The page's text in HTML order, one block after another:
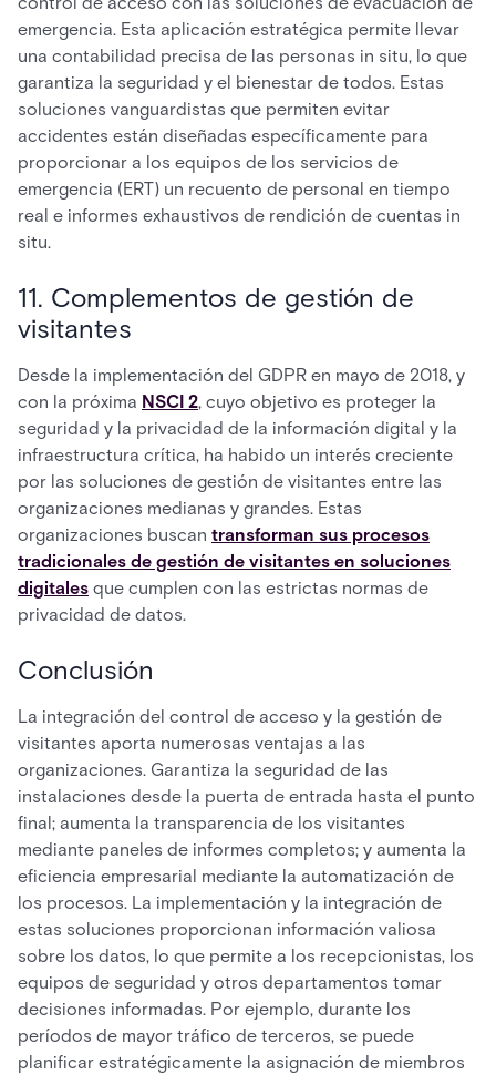
emergencia. Esta aplicación estratégica permite llevar
una contabilidad precisa de las personas in situ, lo que
garantiza la seguridad y el bienestar de todos. Estas
soluciones vanguardistas que permiten evitar
accidentes están diseñadas específicamente para
proporcionar a los equipos de los servicios de
emergencia (ERT) un recuento de personal en tiempo
real e informes exhaustivos de rendición de cuentas in
situ.
11. Complementos de gestión de
visitantes
Desde la implementación del GDPR en mayo de 2018, y
con la próxima NSCI 2, cuyo objetivo es proteger la
seguridad y la privacidad de la información digital y la
infraestructura crítica, ha habido un interés creciente
por las soluciones de gestión de visitantes entre las
organizaciones medianas y grandes. Estas
organizaciones buscan transforman sus procesos
tradicionales de gestión de visitantes en soluciones
digitales que cumplen con las estrictas normas de
privacidad de datos.
Conclusión
La integración del control de acceso y la gestión de
visitantes aporta numerosas ventajas a las
organizaciones. Garantiza la seguridad de las
instalaciones desde la puerta de entrada hasta el punto
final; aumenta la transparencia de los visitantes
mediante paneles de informes completos; y aumenta la
eficiencia empresarial mediante la automatización de
los procesos. La implementación y la integración de
estas soluciones proporcionan información valiosa
sobre los datos, lo que permite a los recepcionistas, los
equipos de seguridad y otros departamentos tomar
decisiones informadas. Por ejemplo, durante los
períodos de mayor tráfico de terceros, se puede
planificar estratégicamente la asignación de miembros